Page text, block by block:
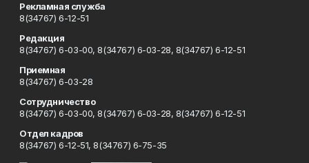
Рекламная служба
8(34767) 6-12-51
Редакция
8(34767) 6-03-00, 8(34767) 6-03-28, 8(34767) 6-12-51
Приемная
8(34767) 6-03-28
Сотрудничество
8(34767) 6-03-00, 8(34767) 6-03-28, 8(34767) 6-12-51
Отдел кадров
8(34767) 6-12-51, 8(34767) 6-75-35